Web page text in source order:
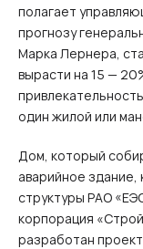
полагает
прогнозу
Марка Лернера,
вырасти на 15 —
один жилой или
Дом, который
аварийное
структуры РАО
корпорация
разработан